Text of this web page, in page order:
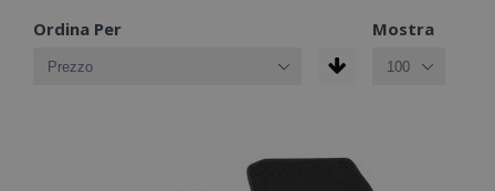
Ordina Per Mostra